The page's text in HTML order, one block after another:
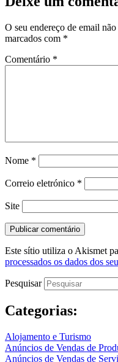
O seu endereço de email
marcados com *
Comentário *
Nome *
Correio eletrónico *
Site
Este sítio utiliza o Akismet
processados os dados dos
Pesquisar
Categorias:
Alojamento e Turismo
Anúncios de Vendas de
Anúncios de Vendas de